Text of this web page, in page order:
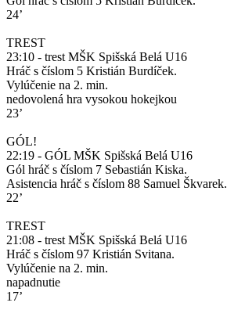
24’
TREST
23:10 - trest MŠK Spišská Belá U16
Hráč s číslom 5 Kristián Burdíček.
Vylúčenie na 2. min.
nedovolená hra vysokou hokejkou
23’
GÓL!
22:19 - GÓL MŠK Spišská Belá U16
Gól hráč s číslom 7 Sebastián Kiska.
Asistencia hráč s číslom 88 Samuel Škvarek.
22’
TREST
21:08 - trest MŠK Spišská Belá U16
Hráč s číslom 97 Kristián Svitana.
Vylúčenie na 2. min.
napadnutie
17’